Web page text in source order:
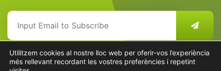
Utilitzem cookies al nostre lloc web per oferir-vos l’experiència
més rellevant recordant les vostres preferències i repetint